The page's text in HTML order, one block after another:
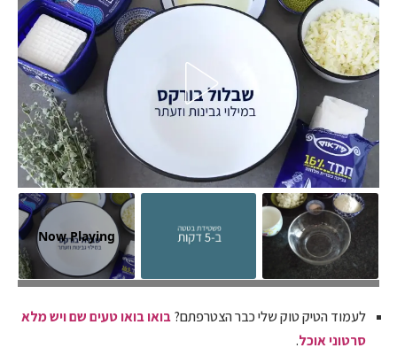
אפשר להכין את הלאבנה במרקם רך או קצת יותר יציב ואז אפשר לגלגל
לכדורים ולעטוף אותם בזעתר, פפריקה, סומאק או שומשום. את הכדורים
שומרים בתוך שמן זית במקרר.
Now Playing
לעמוד הטיק טוק שלי כבר הצטרפתם?בואו בואו טעים שם ויש מלא
סרטוני אוכל.